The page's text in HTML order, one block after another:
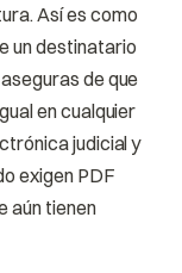
Así es como
un destinatario
de que
en cualquier
judicial y
exigen PDF
aún tienen